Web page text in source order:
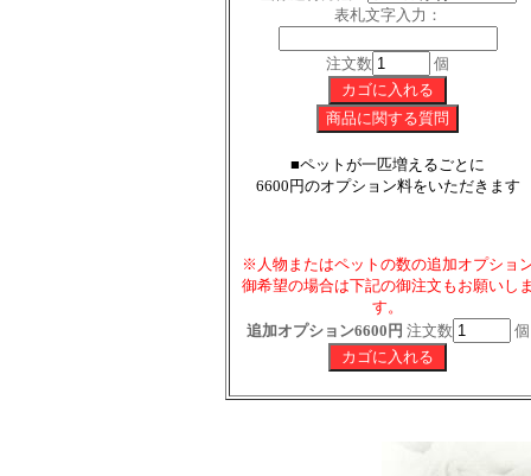
表札文字入力：
注文数 個
■ペットが一匹増えるごとに
6600円のオプション料をいただきます
※人物またはペットの数の追加オプショ
御希望の場合は下記の御注文もお願いし
す。
追加オプション6600円 注文数 個